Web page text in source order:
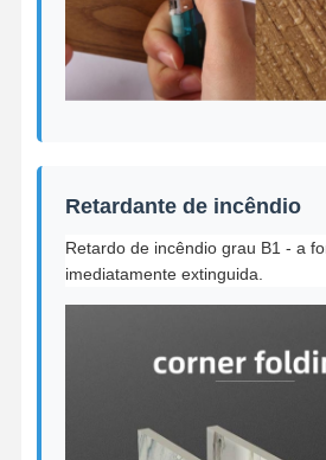
Retardante de incêndio
Retardo de incêndio grau B1 - a
imediatamente extinguida.